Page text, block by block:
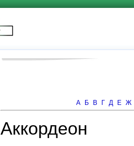
А Б В Г Д Е Ж
Аккордеон